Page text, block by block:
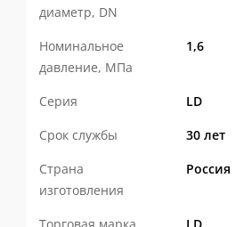
диаметр, DN
Номинальное
давление, МПа
1,6
Серия
LD
Срок службы
30 лет
Страна
изготовления
Россия